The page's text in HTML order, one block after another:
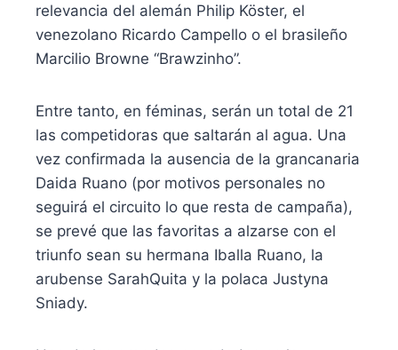
relevancia del alemán Philip Köster, el
venezolano Ricardo Campello o el brasileño
Marcilio Browne “Brawzinho”.
Entre tanto, en féminas, serán un total de 21
las competidoras que saltarán al agua. Una
vez confirmada la ausencia de la grancanaria
Daida Ruano (por motivos personales no
seguirá el circuito lo que resta de campaña),
se prevé que las favoritas a alzarse con el
triunfo sean su hermana Iballa Ruano, la
arubense SarahQuita y la polaca Justyna
Sniady.